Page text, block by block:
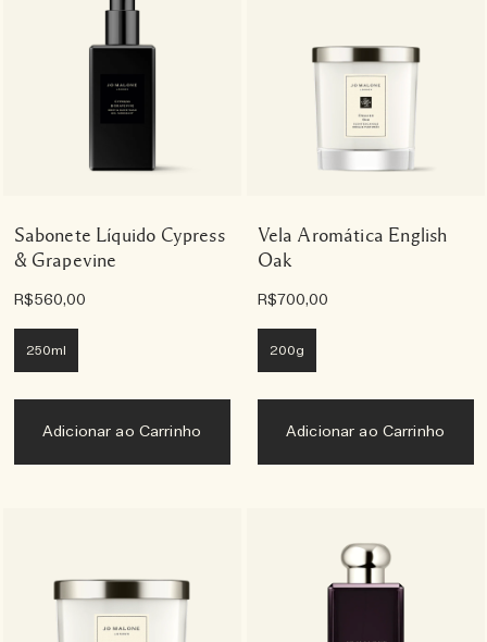
Sabonete Líquido Cypress
& Grapevine
R$560,00
250ml
Adicionar ao Carrinho
Vela Aromática English
Oak
R$700,00
200g
Adicionar ao Carrinho